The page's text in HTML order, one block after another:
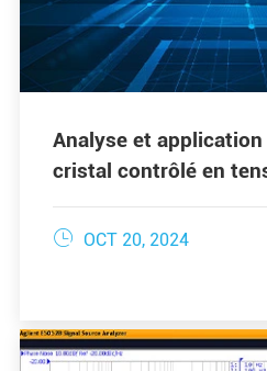
Analyse et
cristal contrôlé en
 OCT 20, 2024